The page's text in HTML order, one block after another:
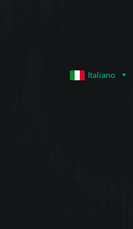
Italiano